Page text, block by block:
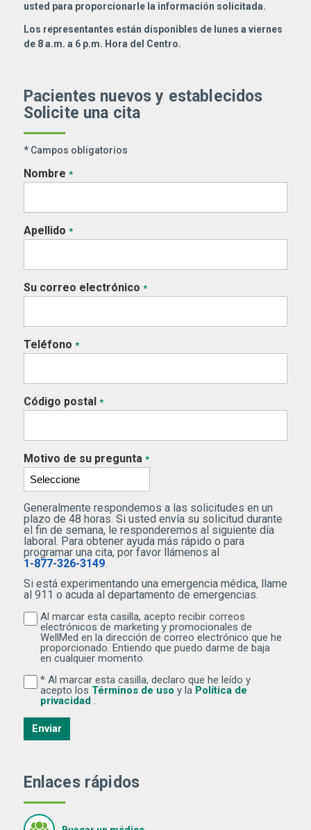
usted para proporcionarle la información solicitada.
Los representantes están disponibles de lunes a viernes
de 8 a.m. a 6 p.m. Hora del Centro.
Pacientes nuevos y establecidos
Solicite una cita
* Campos obligatorios
Nombre *
Apellido *
Su correo electrónico *
Teléfono *
Código postal *
Motivo de su pregunta *
Generalmente respondemos a las solicitudes en un
plazo de 48 horas. Si usted envía su solicitud durante
el fin de semana, le responderemos al siguiente día
laboral. Para obtener ayuda más rápido o para
programar una cita, por favor llámenos al
1-877-326-3149.
Si está experimentando una emergencia médica, llame
al 911 o acuda al departamento de emergencias.
Al marcar esta casilla, acepto recibir correos
Al marcar esta casilla, acepto recibir correos
electrónicos de marketing y promocionales de
WellMed en la dirección de correo electrónico que he
proporcionado. Entiendo que puedo darme de baja
en cualquier momento.
Al marcar esta casilla, declaro que he leído y acepto
* Al marcar esta casilla, declaro que he leído y
acepto los Términos de uso (Se abre una ventana
y la Política de
privacidad .
Enviar
Enlaces rápidos